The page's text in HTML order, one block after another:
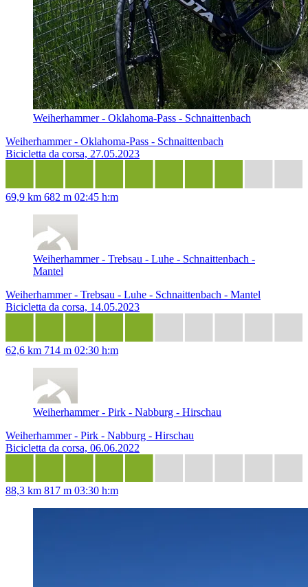
Weiherhammer - Oklahoma-Pass - Schnaittenbach
Weiherhammer - Oklahoma-Pass - Schnaittenbach
Bicicletta da corsa, 27.05.2023
69,9 km 682 m 02:45 h:m
Weiherhammer - Trebsau - Luhe - Schnaittenbach -
Mantel
Weiherhammer - Trebsau - Luhe - Schnaittenbach - Mantel
Bicicletta da corsa, 14.05.2023
62,6 km 714 m 02:30 h:m
Weiherhammer - Pirk - Nabburg - Hirschau
Weiherhammer - Pirk - Nabburg - Hirschau
Bicicletta da corsa, 06.06.2022
88,3 km 817 m 03:30 h:m